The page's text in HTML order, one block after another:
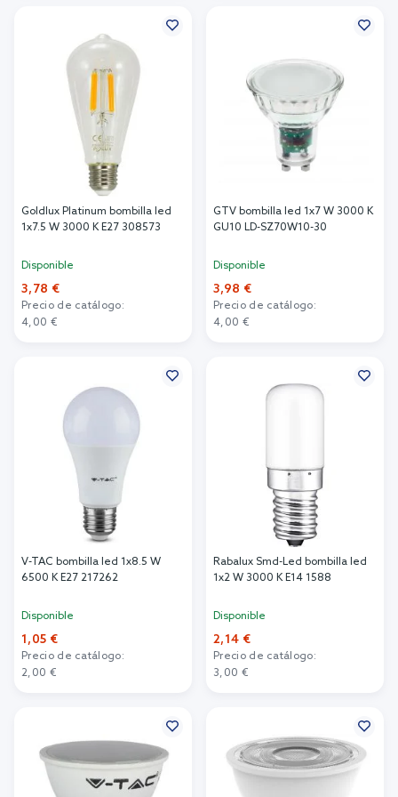
Goldlux Platinum bombilla led
1x7.5 W 3000 K E27 308573
Disponible
3,78 €
Precio de catálogo:
4,00 €
GTV bombilla led 1x7 W 3000 K
GU10 LD-SZ70W10-30
Disponible
3,98 €
Precio de catálogo:
4,00 €
V-TAC bombilla led 1x8.5 W
6500 K E27 217262
Disponible
1,05 €
Precio de catálogo:
2,00 €
Rabalux Smd-Led bombilla led
1x2 W 3000 K E14 1588
Disponible
2,14 €
Precio de catálogo:
3,00 €